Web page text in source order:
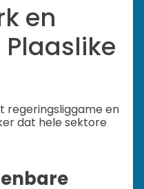
en
regeringsliggame en
dat hele sektore